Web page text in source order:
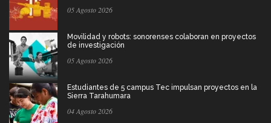
05 Agosto 2026
Movilidad y robots: sonorenses colaboran en proyectos
de investigación
05 Agosto 2026
Estudiantes de 5 campus Tec impulsan proyectos en la
Sierra Tarahumara
04 Agosto 2026